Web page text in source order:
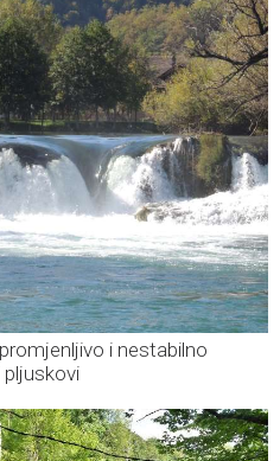
i nestabilno
pljuskovi